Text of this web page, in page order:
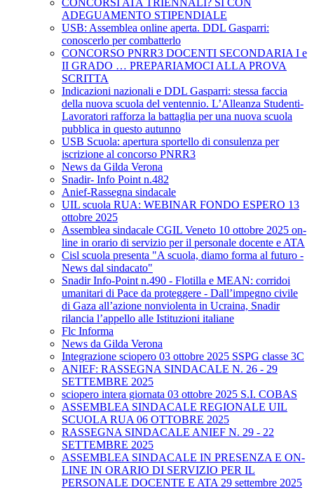
CONCORSI ATA TRIENNALI? SI CON
ADEGUAMENTO STIPENDIALE
USB: Assemblea online aperta. DDL Gasparri:
conoscerlo per combatterlo
CONCORSO PNRR3 DOCENTI SECONDARIA I e
II GRADO … PREPARIAMOCI ALLA PROVA
SCRITTA
Indicazioni nazionali e DDL Gasparri: stessa faccia
della nuova scuola del ventennio. L’Alleanza Studenti-
Lavoratori rafforza la battaglia per una nuova scuola
pubblica in questo autunno
USB Scuola: apertura sportello di consulenza per
iscrizione al concorso PNRR3
News da Gilda Verona
Snadir- Info Point n.482
Anief-Rassegna sindacale
UIL scuola RUA: WEBINAR FONDO ESPERO 13
ottobre 2025
Assemblea sindacale CGIL Veneto 10 ottobre 2025 on-
line in orario di servizio per il personale docente e ATA
Cisl scuola presenta "A scuola, diamo forma al futuro -
News dal sindacato"
Snadir Info-Point n.490 - Flotilla e MEAN: corridoi
umanitari di Pace da proteggere - Dall’impegno civile
di Gaza all’azione nonviolenta in Ucraina, Snadir
rilancia l’appello alle Istituzioni italiane
Flc Informa
News da Gilda Verona
Integrazione sciopero 03 ottobre 2025 SSPG classe 3C
ANIEF: RASSEGNA SINDACALE N. 26 - 29
SETTEMBRE 2025
sciopero intera giornata 03 ottobre 2025 S.I. COBAS
ASSEMBLEA SINDACALE REGIONALE UIL
SCUOLA RUA 06 OTTOBRE 2025
RASSEGNA SINDACALE ANIEF N. 29 - 22
SETTEMBRE 2025
ASSEMBLEA SINDACALE IN PRESENZA E ON-
LINE IN ORARIO DI SERVIZIO PER IL
PERSONALE DOCENTE E ATA 29 settembre 2025